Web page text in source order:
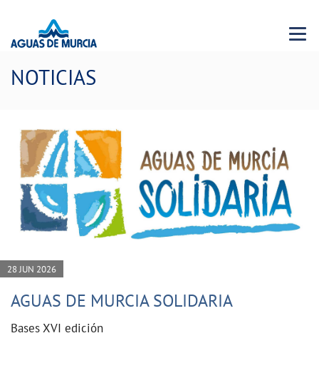
Menu
NOTICIAS
28 JUN 2026
AGUAS DE MURCIA SOLIDARIA
Bases XVI edición